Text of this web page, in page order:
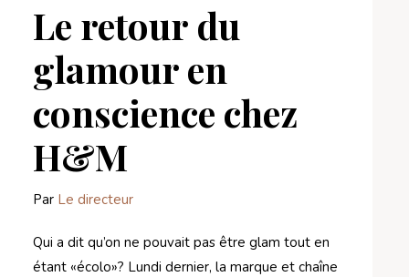
Le retour du
glamour en
conscience chez
H&M
Par Le directeur
Qui a dit qu’on ne pouvait pas être glam tout en
étant «écolo»? Lundi dernier, la marque et chaîne